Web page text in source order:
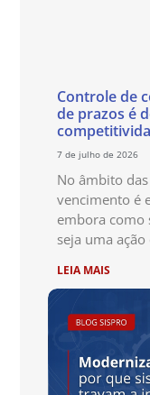
Controle de
de prazos é
7 de julho de 2026
No âmbito
vencimento é
embora como
seja uma
LEIA MAIS